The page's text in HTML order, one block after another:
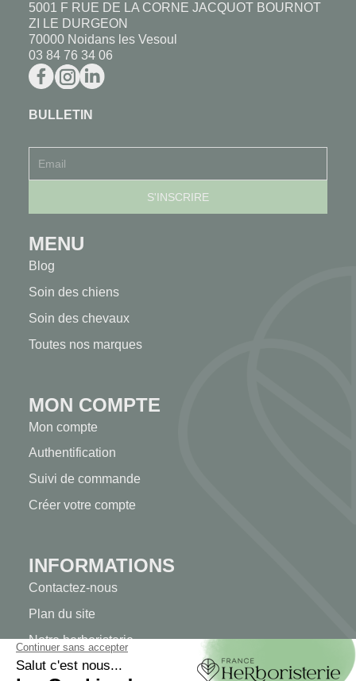
5001 F RUE DE LA CORNE JACQUOT BOURNOT
ZI LE DURGEON
70000 Noidans les Vesoul
03 84 76 34 06
BULLETIN
MENU
Blog
Soin des chiens
Soin des chevaux
Toutes nos marques
MON COMPTE
Mon compte
Authentification
Suivi de commande
Créer votre compte
INFORMATIONS
Contactez-nous
Plan du site
Notre herboristerie
Livraison